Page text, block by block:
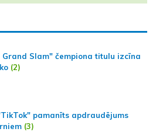
Grand Slam" čempiona titulu izcīna
(2)
pamanīts apdraudējums
(3)